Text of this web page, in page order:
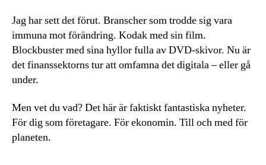
Jag har sett det förut. Branscher som trodde sig vara
immuna mot förändring. Kodak med sin film.
Blockbuster med sina hyllor fulla av DVD-skivor. Nu är
det finanssektorns tur att omfamna det digitala – eller gå
under.
Men vet du vad? Det här är faktiskt fantastiska nyheter.
För dig som företagare. För ekonomin. Till och med för
planeten.